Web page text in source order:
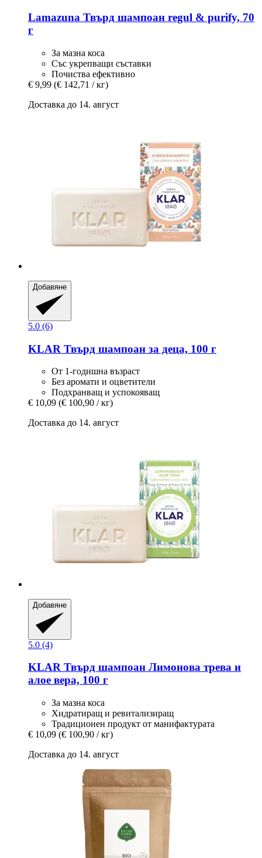
Lamazuna Твърд шампоан regul & purify, 70
г
За мазна коса
Със укрепващи съставки
Почиства ефективно
€ 9,99 (€ 142,71 / кг)
Доставка до 14. август
Добавяне
5.0 (6)
KLAR Твърд шампоан за деца, 100 г
От 1-годишна възраст
Без аромати и оцветители
Подхранващ и успокояващ
€ 10,09 (€ 100,90 / кг)
Доставка до 14. август
Добавяне
5.0 (4)
KLAR Твърд шампоан Лимонова трева и
алое вера, 100 г
За мазна коса
Хидратиращ и ревитализиращ
Традиционен продукт от манифактурата
€ 10,09 (€ 100,90 / кг)
Доставка до 14. август